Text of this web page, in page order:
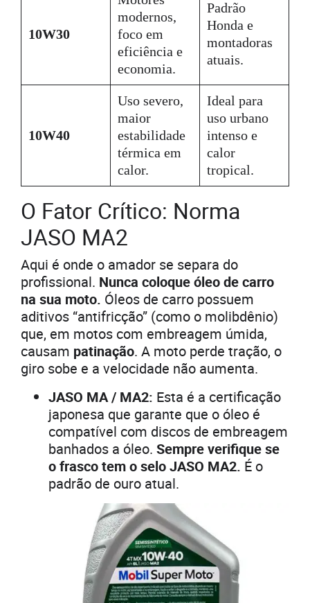
10W30
modernos,
foco em
eficiência e
economia.
Padrão
Honda e
montadoras
atuais.
10W40
Uso severo,
maior
estabilidade
térmica em
calor.
Ideal para
uso urbano
intenso e
calor
tropical.
O Fator Crítico: Norma
JASO MA2
Aqui é onde o amador se separa do
profissional. Nunca coloque óleo de carro
na sua moto. Óleos de carro possuem
aditivos “antifricção” (como o molibdênio)
que, em motos com embreagem úmida,
causam patinação. A moto perde tração, o
giro sobe e a velocidade não aumenta.
JASO MA / MA2: Esta é a certificação
japonesa que garante que o óleo é
compatível com discos de embreagem
banhados a óleo. Sempre verifique se
o frasco tem o selo JASO MA2. É o
padrão de ouro atual.